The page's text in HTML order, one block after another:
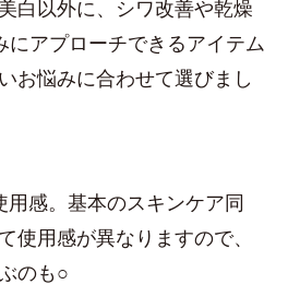
白以外に、シワ改善や乾燥
にアプローチできるアイテム
お悩みに合わせて選びまし
感。基本のスキンケア同
使用感が異なりますので、
のも○